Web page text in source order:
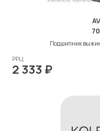
Подшипник
РРЦ
2 333 ₽